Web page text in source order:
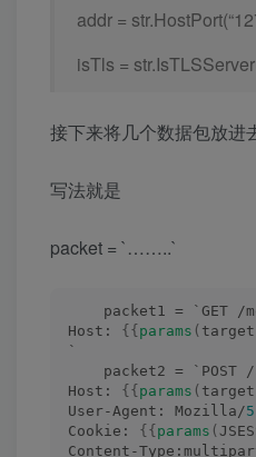
addr =
isTls =
接下来将几个数据包放进
写法就是 ​
packet = `……..`
packet1 = `GET /
Host: {{ params ( target
`
packet2 = `POST
Host: {{ params ( target
User-Agent: Mozilla/
Cookie: {{ params (
Content-